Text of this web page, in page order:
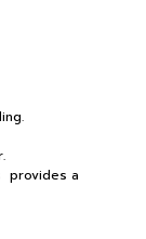
provides a